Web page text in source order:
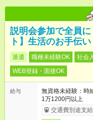
説明会参加で全員
ト】生活のお手伝い
派遣 職種未経験OK 社会
WEB登録・面接OK
給与
無資格未経験：
1万1200円以上
交通費別途支